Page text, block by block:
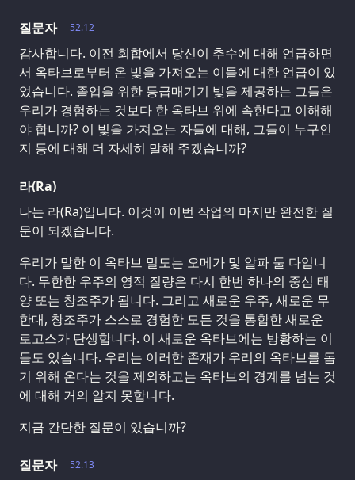
52.12
질문자
감사합니다. 이전 회합에서 당신이 추수에 대해 언급하면
서 옥타브로부터 온 빛을 가져오는 이들에 대한 언급이 있
었습니다. 졸업을 위한 등급매기기 빛을 제공하는 그들은
우리가 경험하는 것보다 한 옥타브 위에 속한다고 이해해
야 합니까? 이 빛을 가져오는 자들에 대해, 그들이 누구인
지 등에 대해 더 자세히 말해 주겠습니까?
라(Ra)
나는 라(Ra)입니다. 이것이 이번 작업의 마지만 완전한 질
문이 되겠습니다.
우리가 말한 이 옥타브 밀도는 오메가 및 알파 둘 다입니
다. 무한한 우주의 영적 질량은 다시 한번 하나의 중심 태
양 또는 창조주가 됩니다. 그리고 새로운 우주, 새로운 무
한대, 창조주가 스스로 경험한 모든 것을 통합한 새로운
로고스가 탄생합니다. 이 새로운 옥타브에는 방황하는 이
들도 있습니다. 우리는 이러한 존재가 우리의 옥타브를 돕
기 위해 온다는 것을 제외하고는 옥타브의 경계를 넘는 것
에 대해 거의 알지 못합니다.
지금 간단한 질문이 있습니까?
52.13
질문자